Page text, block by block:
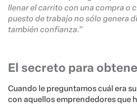
llenar el carrito con una compra o
puesto de trabajo no sólo genera
también confianza.”
El secreto para
Cuando le preguntamos cuál era
con aquellos emprendedores que